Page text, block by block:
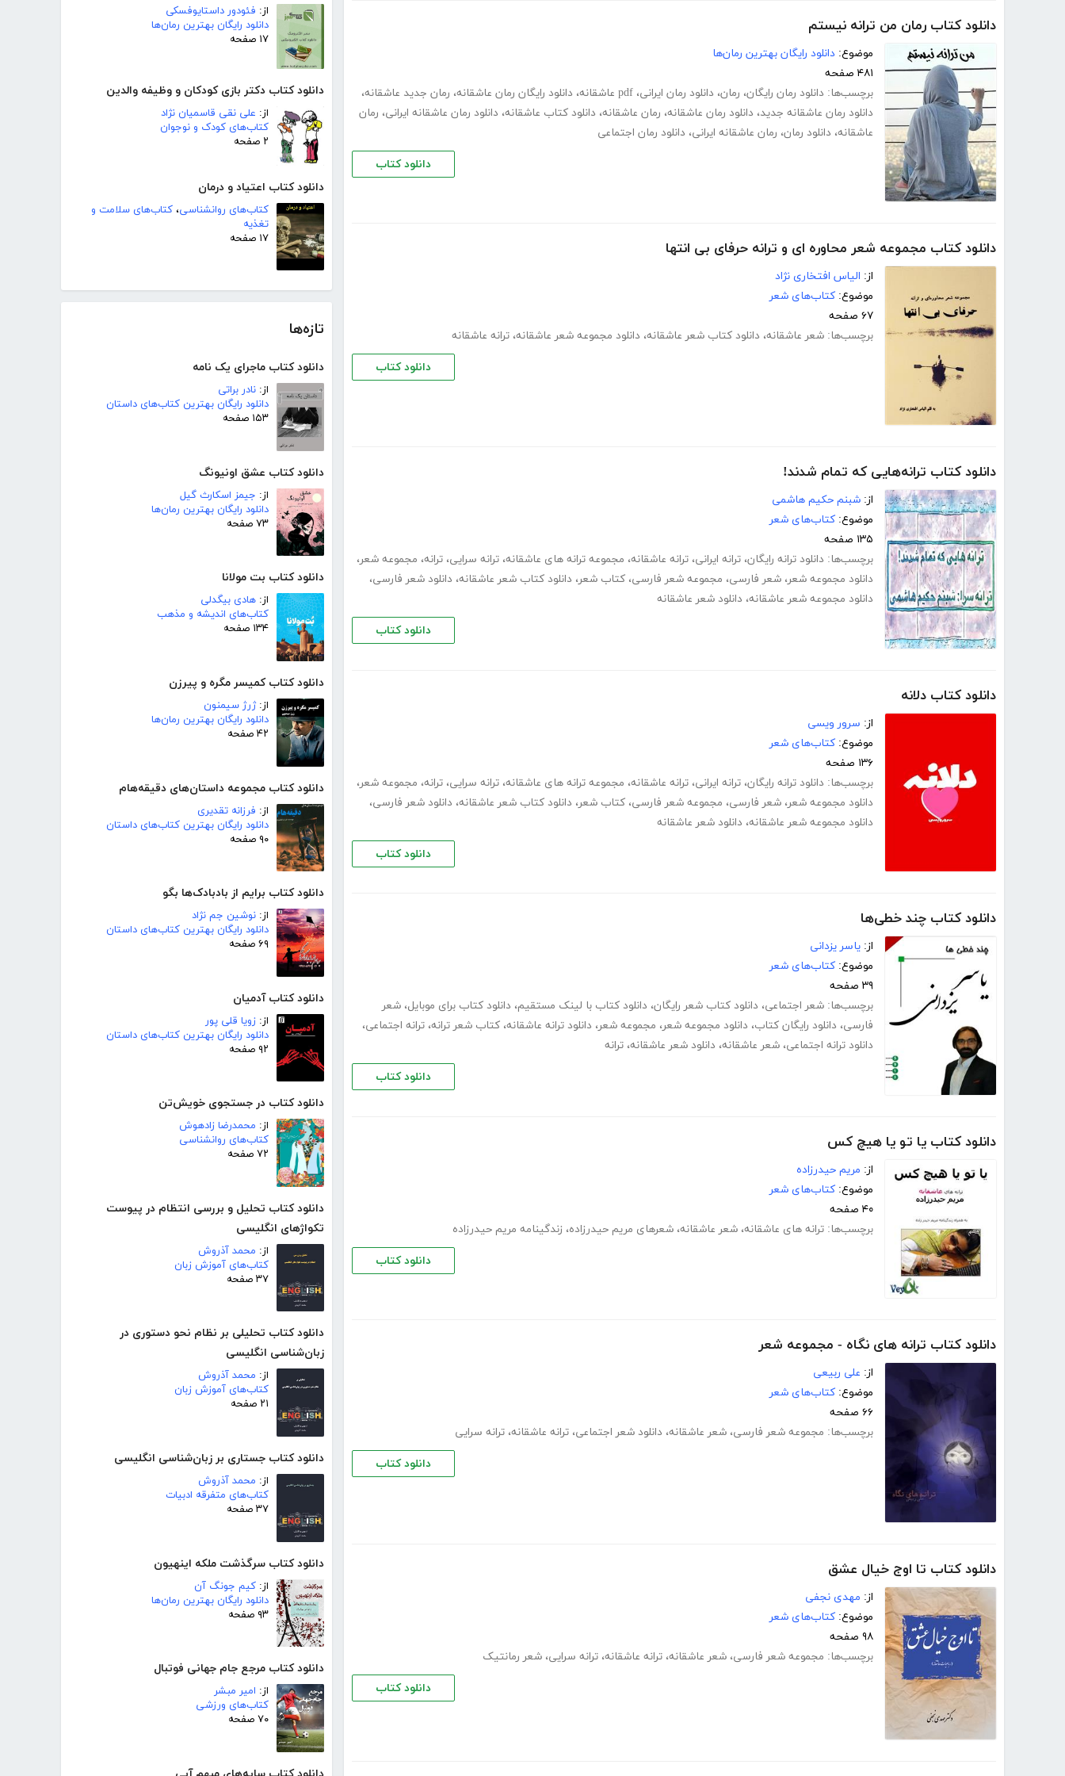
از: فئودور داستایوفسکی
دانلود رایگان بهترین رمان‌ها
۱۷ صفحه
دانلود کتاب دکتر بازی کودکان و وظیفه والدین
از: علی نقی قاسمیان نژاد
کتاب‌های کودک و نوجوان
۲ صفحه
دانلود کتاب اعتیاد و درمان
کتاب‌های روانشناسی، کتاب‌های سلامت و
تغذیه
۱۷ صفحه
تازه‌ها
دانلود کتاب ماجرای یک نامه
از: نادر براتی
دانلود رایگان بهترین کتاب‌های داستان
۱۵۳ صفحه
دانلود کتاب عشق اونیونگ
از: جیمز اسکارث گیل
دانلود رایگان بهترین رمان‌ها
۷۳ صفحه
دانلود کتاب بت مولانا
از: هادی بیگدلی
کتاب‌های اندیشه و مذهب
۱۳۴ صفحه
دانلود کتاب کمیسر مگره و پیرزن
از:ژرژ سیمنون
دانلود رایگان بهترین رمان‌ها
۴۲ صفحه
دانلود کتاب مجموعه داستان‌های دقیقه‌هام
از: فرزانه تقدیری
دانلود رایگان بهترین کتاب‌های داستان
۹۰ صفحه
دانلود کتاب برایم از بادبادک‌ها بگو
از: نوشین جم نژاد
دانلود رایگان بهترین کتاب‌های داستان
۶۹ صفحه
دانلود کتاب آدمیان
از: زویا قلی پور
دانلود رایگان بهترین کتاب‌های داستان
۹۲ صفحه
دانلود کتاب در جستجوی خویش‌تن
از: محمدرضا زادهوش
کتاب‌های روانشناسی
۷۲ صفحه
دانلود کتاب تحلیل و بررسی انتظام در پیوست
تکواژهای انگلیسی
از: محمد آذروش
کتاب‌های آموزش زبان
۳۷ صفحه
دانلود کتاب تحلیلی بر نظام نحو دستوری در
زبان‌شناسی انگلیسی
از: محمد آذروش
کتاب‌های آموزش زبان
۲۱ صفحه
دانلود کتاب جستاری بر زبان‌شناسی انگلیسی
از: محمد آذروش
کتاب‌های متفرقه ادبیات
۳۷ صفحه
دانلود کتاب سرگذشت ملکه اینهیون
از: کیم جونگ آن
دانلود رایگان بهترین رمان‌ها
۹۳ صفحه
دانلود کتاب مرجع جام جهانی فوتبال
از: امیر مبشر
کتاب‌های ورزشی
۷۰ صفحه
دانلود کتاب رمان من ترانه نیستم
موضوع: دانلود رایگان بهترین رمان‌ها
۴۸۱ صفحه
برچسب‌ها: دانلود رمان رایگان، رمان، دانلود رمان ایرانی، pdf عاشقانه ، دانلود رایگان رمان عاشقانه، رمان جدید عاشقانه،
دانلود رمان عاشقانه جدید، دانلود رمان عاشقانه، رمان عاشقانه، دانلود کتاب عاشقانه، دانلود رمان عاشقانه ایرانی، رمان
عاشقانه، دانلود رمان، رمان عاشقانه ایرانی، دانلود رمان اجتماعی
دانلود کتاب
دانلود کتاب مجموعه شعر محاوره ای و ترانه حرفای بی انتها
از: الیاس افتخاری نژاد
موضوع: کتاب‌های شعر
۶۷ صفحه
برچسب‌ها: شعر عاشقانه، دانلود کتاب شعر عاشقانه، دانلود مجموعه شعر عاشقانه، ترانه عاشقانه
دانلود کتاب
دانلود کتاب ترانه‌هایی که تمام شدند!
از: شبنم حکیم هاشمی
موضوع: کتاب‌های شعر
۱۳۵ صفحه
برچسب‌ها: دانلود ترانه رایگان، ترانه ایرانی، ترانه عاشقانه، مجموعه ترانه های عاشقانه، ترانه سرایی، ترانه، مجموعه شعر،
دانلود مجموعه شعر، شعر فارسی، مجموعه شعر فارسی، کتاب شعر، دانلود کتاب شعر عاشقانه، دانلود شعر فارسی،
دانلود مجموعه شعر عاشقانه، دانلود شعر عاشقانه
دانلود کتاب
دانلود کتاب دلانه
از: سرور ویسی
موضوع: کتاب‌های شعر
۱۳۶ صفحه
برچسب‌ها: دانلود ترانه رایگان، ترانه ایرانی، ترانه عاشقانه، مجموعه ترانه های عاشقانه، ترانه سرایی، ترانه، مجموعه شعر،
دانلود مجموعه شعر، شعر فارسی، مجموعه شعر فارسی، کتاب شعر، دانلود کتاب شعر عاشقانه، دانلود شعر فارسی،
دانلود مجموعه شعر عاشقانه، دانلود شعر عاشقانه
دانلود کتاب
دانلود کتاب چند خطی‌ها
از: یاسر یزدانی
موضوع: کتاب‌های شعر
۳۹ صفحه
برچسب‌ها: شعر اجتماعی، دانلود کتاب شعر رایگان، دانلود کتاب با لینک مستقیم، دانلود کتاب برای موبایل، شعر
فارسی، دانلود رایگان کتاب، دانلود مجموعه شعر، مجموعه شعر، دانلود ترانه عاشقانه، کتاب شعر ترانه، ترانه اجتماعی،
دانلود ترانه اجتماعی، شعر عاشقانه، دانلود شعر عاشقانه، ترانه
دانلود کتاب
دانلود کتاب یا تو یا هیچ کس
از: مریم حیدرزاده
موضوع: کتاب‌های شعر
۴۰ صفحه
برچسب‌ها: ترانه های عاشقانه، شعر عاشقانه، شعرهای مریم حیدرزاده، زندگینامه مریم حیدرزاده
دانلود کتاب
دانلود کتاب ترانه های نگاه - مجموعه شعر
از: علی ربیعی
موضوع: کتاب‌های شعر
۶۶ صفحه
برچسب‌ها: مجموعه شعر فارسی، شعر عاشقانه، دانلود شعر اجتماعی، ترانه عاشقانه، ترانه سرایی
دانلود کتاب
دانلود کتاب تا اوج خیال عشق
از: مهدی نجفی
موضوع: کتاب‌های شعر
۹۸ صفحه
برچسب‌ها: مجموعه شعر فارسی، شعر عاشقانه، ترانه عاشقانه، ترانه سرایی، شعر رمانتیک
دانلود کتاب